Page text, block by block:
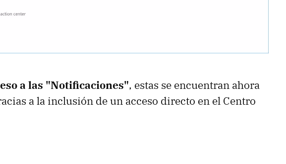
a las "Notificaciones", estas se encuentran ahora
a la inclusión de un acceso directo en el Centro